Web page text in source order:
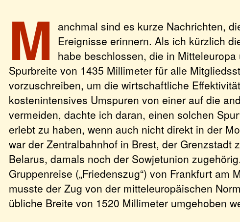
M anchmal sind es kurze Nachrichten,
Ereignisse erinnern. Als ich kürzlich
habe beschlossen, die in
Spurbreite von 1435 Millimeter für alle
vorzuschreiben, um die wirtschaftliche
kostenintensives Umspuren von einer auf die
vermeiden, dachte ich daran, einen solchen
erlebt zu haben, wenn auch nicht direkt in der
war der Zentralbahnhof in Brest, der Grenzstadt
Belarus, damals noch der Sowjetunion
Gruppenreise („Friedenszug“) von Frankfurt am
musste der Zug von der mitteleuropäischen
übliche Breite von 1520 Millimeter umgehoben